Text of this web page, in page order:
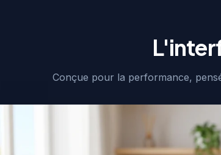
Conçue pour la performance,